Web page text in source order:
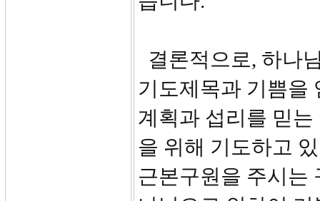
결론적으로, 하나
기도제목과 기쁨을
계획과 섭리를 믿
을 위해 기도하고
근본구원을 주시는